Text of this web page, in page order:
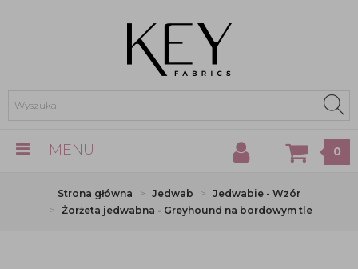
MENU 0
Strona główna Jedwab
Jedwabie - Wzór
Żorżeta jedwabna - Greyhound na bordowym tle